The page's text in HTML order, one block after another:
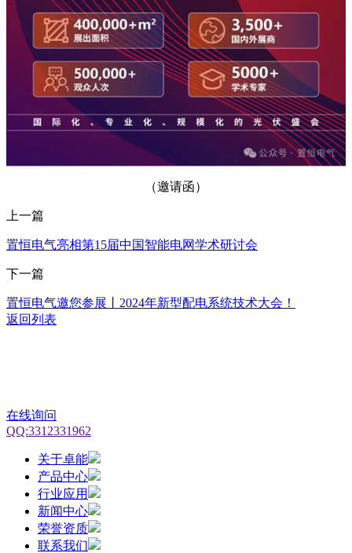
（邀请函）
上一篇
置恒电气亮相第15届中国智能电网学术研讨会
下一篇
置恒电气邀您参展丨2024年新型配电系统技术大会！
返回列表
在线询问
QQ:3312331962
关于卓能
产品中心
行业应用
新闻中心
荣誉资质
联系我们